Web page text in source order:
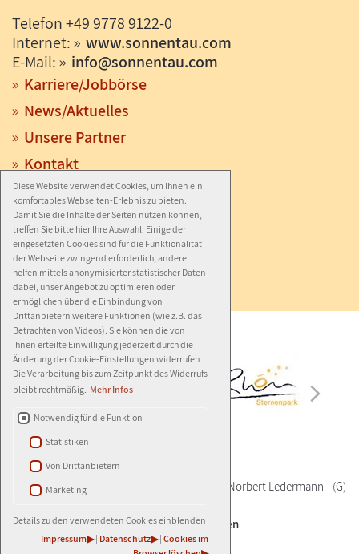
Diese Website verwendet Cookies, um Ihnen ein
komfortables Webseiten-Erlebnis zu bieten.
Damit Sie die Inhalte der Seiten nutzen können,
treffen Sie bitte hier Ihre Auswahl. Einige der
eingesetzten Cookies sind für die Funktionalität
der Webseite zwingend erforderlich, andere
helfen mittels anonymisierter statistischer Daten
dabei, unser Angebot zu optimieren oder
ermöglichen über die Einbindung von
Drittanbietern weitere Funktionen (wie z.B. das
Betrachten von Videos). Sie können die von
Ihnen erteilte Einwilligung jederzeit durch die
Änderung der Cookie-Einstellungen widerrufen.
Die Verarbeitung bis zum Zeitpunkt des Widerrufs
bleibt rechtmäßig. Mehr Infos
Notwendig für die Funktion
Statistiken
Von Drittanbietern
Marketing
Details zu den verwendeten Cookies einblenden
Impressum | Datenschutz | Cookies im
Telefon +49 9778 9122-0
Internet:
www.sonnentau.com
E-Mail:
info@sonnentau.com
Karriere/Jobbörse
News/Aktuelles
Unsere Partner
Kontakt
Anfahrt
Impressum
Datenschutz
Barrierefreiheit
© 2026AGENTUR LEDERMANN Norbert Ledermann - (G)
±Cookie-Einstellungen